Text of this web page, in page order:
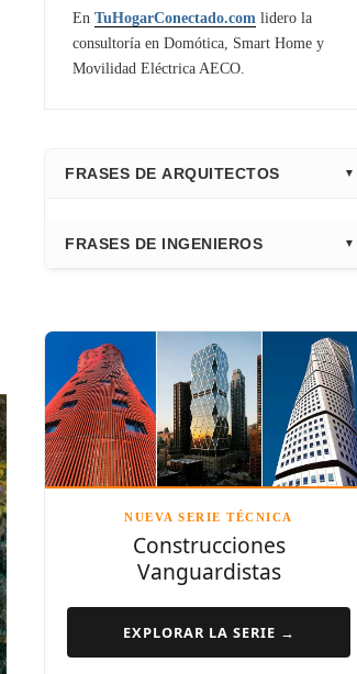
En TuHogarConectado.com lidero la
consultoría en Domótica, Smart Home y
Movilidad Eléctrica AECO.
FRASES DE ARQUITECTOS
Adrian Smith
Richard Rogers
David Chipperfield
Kazuyo Sejima
Steven Holl
Henry N. Cobb
I.M. Pei
FRASES DE INGENIEROS
Leslie E. Robertson
Félix Cándela
NUEVA SERIE TÉCNICA
Construcciones
Vanguardistas
EXPLORAR LA SERIE →